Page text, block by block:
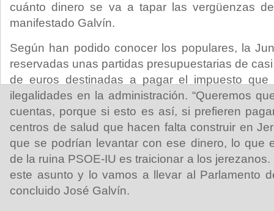
cuánto dinero se va a tapar las vergüenzas
manifestado Galvín.
Según han podido conocer los populares, la
reservadas unas partidas presupuestarias de
de euros destinadas a pagar el impuesto que
ilegalidades en la administración. “Queremos
cuentas, porque si esto es así, si prefieren
centros de salud que hacen falta construir en
que se podrían levantar con ese dinero, lo que
de la ruina PSOE-IU es traicionar a los
este asunto y lo vamos a llevar al Parlamento
concluido José Galvín.